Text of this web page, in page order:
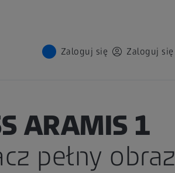
Zaloguj się Zaloguj się
ARAMIS 1
pełny obraz